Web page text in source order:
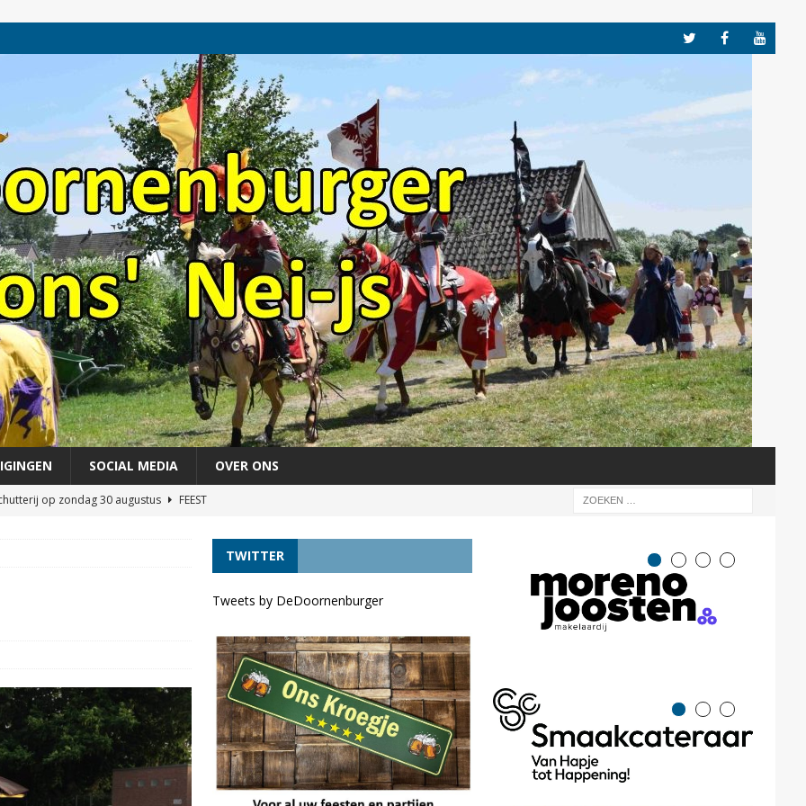
SOCIAL MEDIA OVER ONS
op zondag 30 augustus
FEEST
als lijsttrekker VVD Provinciale verkiezingen
DORPELINGEN
uit de vaart door lage waterstand
TWITTER
Tweets by DeDoornenburger